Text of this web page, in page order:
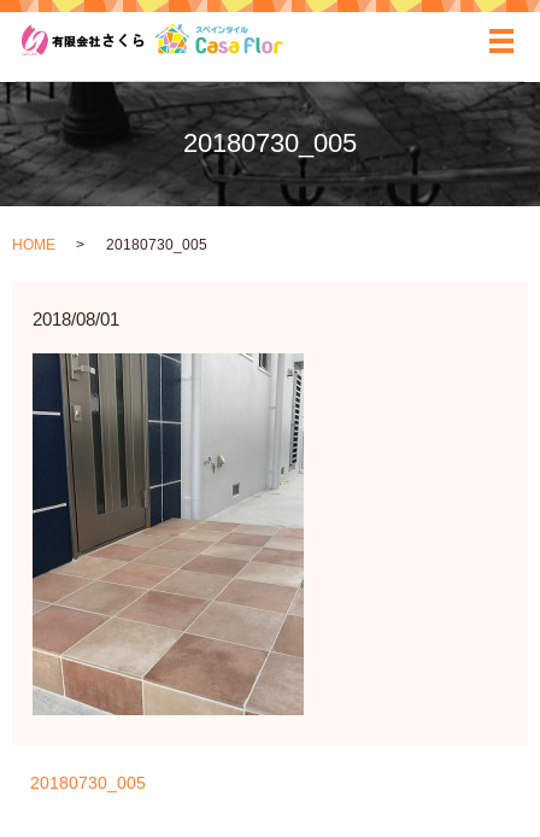
20180730_005
HOME 20180730_005
2018/08/01
20180730_005